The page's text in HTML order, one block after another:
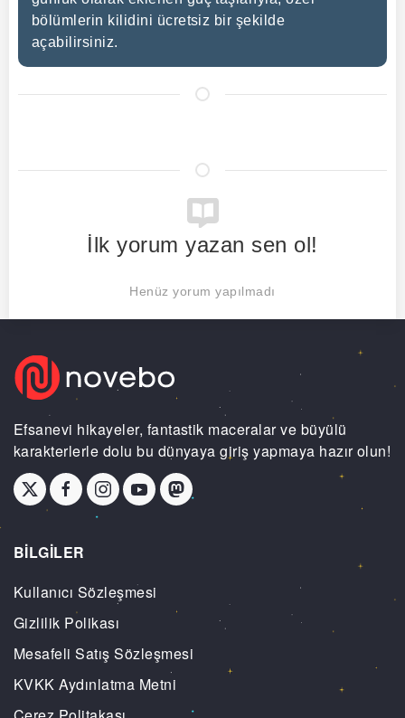
bölümlerin kilidini ücretsiz bir şekilde
açabilirsiniz.
İlk yorum yazan sen ol!
Henüz yorum yapılmadı
Efsanevi hikayeler, fantastik maceralar ve büyülü
karakterlerle dolu bu dünyaya giriş yapmaya hazır olun!
BİLGİLER
Kullanıcı Sözleşmesi
Gizlilik Polikası
Mesafeli Satış Sözleşmesi
KVKK Aydınlatma Metni